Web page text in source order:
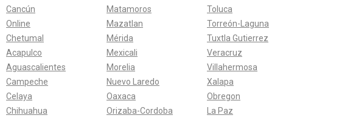
Cancún
Online
Chetumal
Acapulco
Aguascalientes
Campeche
Celaya
Chihuahua
Matamoros
Mazatlan
Mérida
Mexicali
Morelia
Nuevo Laredo
Oaxaca
Orizaba-Cordoba
Toluca
Torreón-Laguna
Tuxtla Gutierrez
Veracruz
Villahermosa
Xalapa
Obregon
La Paz